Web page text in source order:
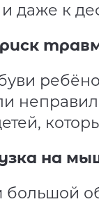
даже к
риск
на